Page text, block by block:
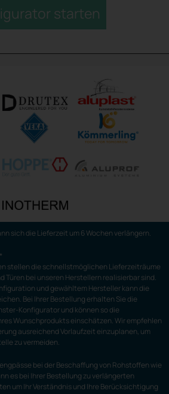
starten
sich die Lieferzeit um 6 Wochen verlängern.
stellen die schnellstmöglichen Lieferzeiträume
Türen bei unseren Herstellern realisierbar sind.
und gewähltem Hersteller kann die
Bei Ihrer Bestellung erhalten Sie die
Konfigurator und können so die
Wunschprodukts einschätzen. Wir empfehlen
ausreichend Vorlaufzeit einzuplanen, um
zu vermeiden.
bei der Beschaffung von Rohstoffen wie
es bei Ihrer Bestellung zu verlängerten
um Ihr Verständnis und Ihre Berücksichtigung